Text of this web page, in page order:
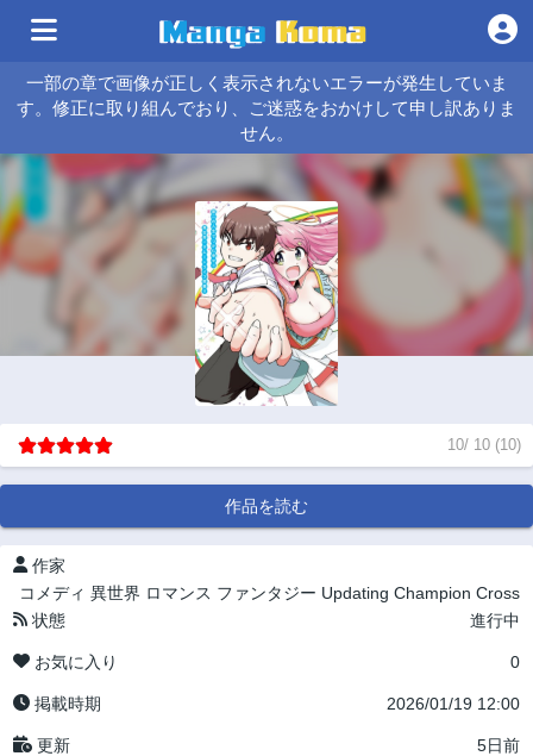
一部の章で画像が正しく表示されないエラーが発生していま
す。修正に取り組んでおり、ご迷惑をおかけして申し訳ありま
せん。
10/ 10 (10)
作品を読む
作家
コメディ 異世界 ロマンス ファンタジー Updating Champion Cross
状態
進行中
お気に入り 0
掲載時期 2026/01/19 12:00
更新 5日前